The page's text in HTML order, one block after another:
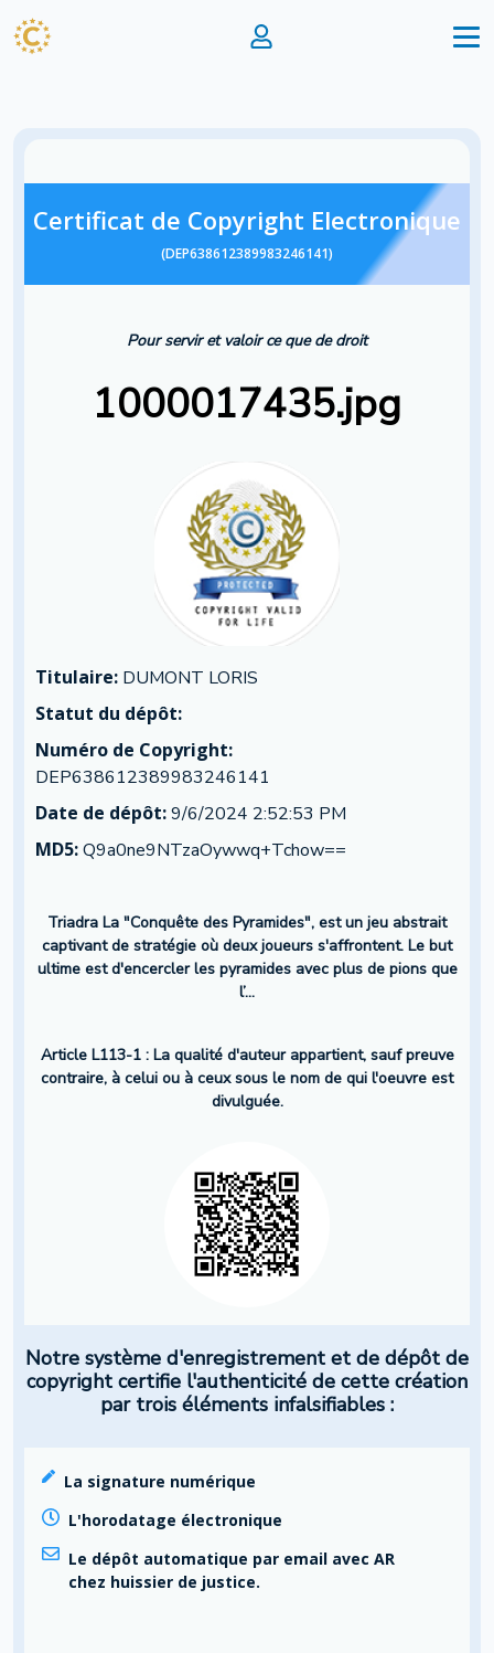
Certificat de Copyright Electronique
(DEP638612389983246141)
Pour servir et valoir ce que de droit
1000017435.jpg
Titulaire: DUMONT LORIS
Statut du dépôt:
Numéro de Copyright:
DEP638612389983246141
Date de dépôt:9/6/2024 2:52:53 PM
MD5:Q9a0ne9NTzaOywwq+Tchow==
Triadra La "Conquête des Pyramides", est un jeu abstrait
captivant de stratégie où deux joueurs s'affrontent. Le but
ultime est d'encercler les pyramides avec plus de pions que
l’...
Article L113-1 : La qualité d'auteur appartient, sauf preuve
contraire, à celui ou à ceux sous le nom de qui l'oeuvre est
divulguée.
Notre système d'enregistrement et de dépôt de
copyright certifie l'authenticité de cette création
par trois éléments infalsifiables :
La signature numérique
L'horodatage électronique
Le dépôt automatique par email avec AR
chez huissier de justice.